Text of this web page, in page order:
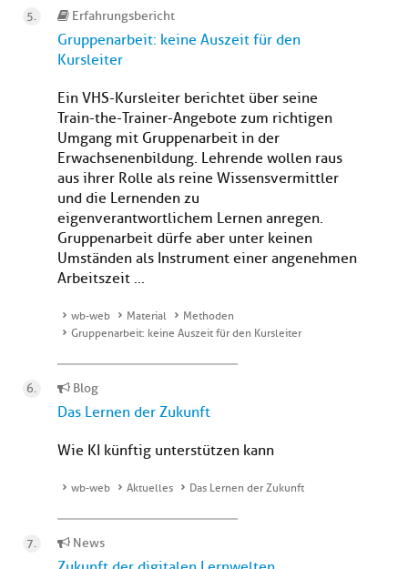
Erfahrungsbericht
Gruppenarbeit: keine Auszeit für den
Kursleiter
Ein VHS-Kursleiter berichtet über seine
Train-the-Trainer-Angebote zum richtigen
Umgang mit Gruppenarbeit in der
Erwachsenenbildung. Lehrende wollen raus
aus ihrer Rolle als reine Wissensvermittler
und die Lernenden zu
eigenverantwortlichem Lernen anregen.
Gruppenarbeit dürfe aber unter keinen
Umständen als Instrument einer angenehmen
Arbeitszeit ...
wb-web Material
Methoden
Gruppenarbeit: keine Auszeit für den Kursleiter
Blog
Das Lernen der Zukunft
Wie KI künftig unterstützen kann
wb-web Aktuelles Das Lernen der Zukunft
News